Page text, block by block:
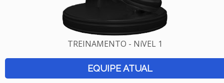
TREINAMENTO - NíVEL 1
EQUIPE ATUAL